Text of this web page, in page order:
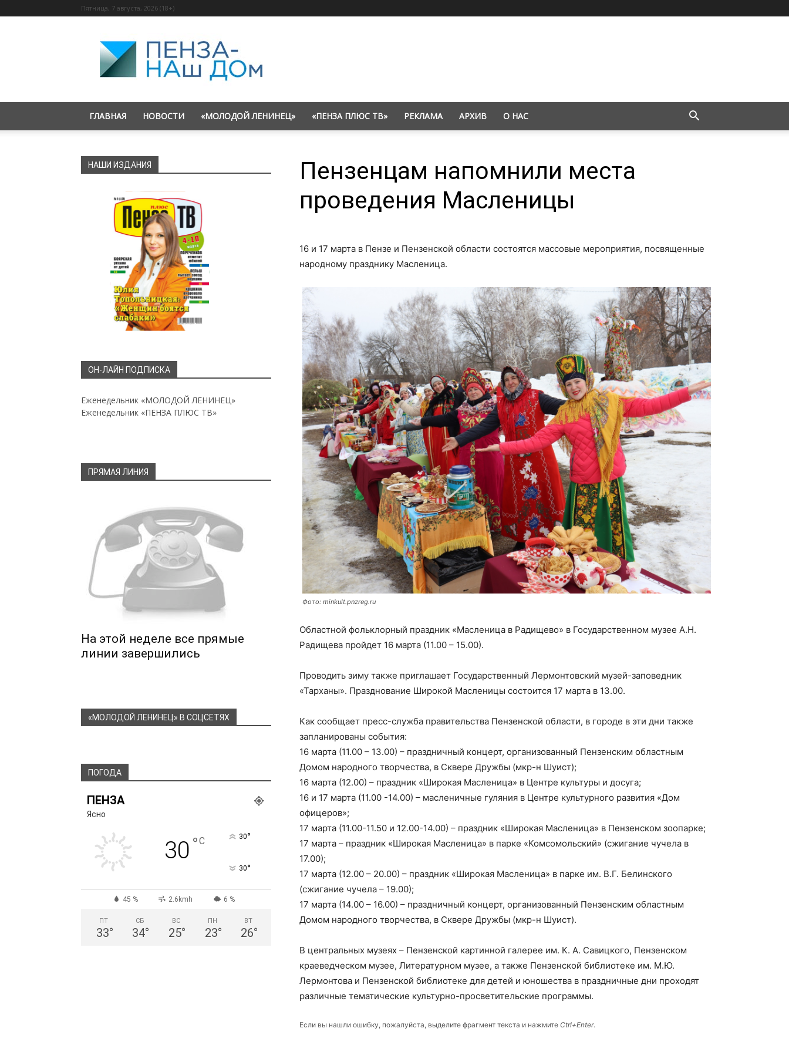
Пятница, 7 августа, 2026 (18+)
«Пенза
—
наш
дом»
ГЛАВНАЯ НОВОСТИ «МОЛОДОЙ ЛЕНИНЕЦ» «ПЕНЗА ПЛЮС ТВ» РЕКЛАМА АРХИВ О НАС
Пензенцам напомнили места
проведения Масленицы
16 и 17 марта в Пензе и Пензенской области состоятся массовые мероприятия, посвященные
народному празднику Масленица.
Фото: minkult.pnzreg.ru
Областной фольклорный праздник «Масленица в Радищево» в Государственном музее А.Н.
Радищева пройдет 16 марта (11.00 – 15.00).
Проводить зиму также приглашает Государственный Лермонтовский музей-заповедник
«Тарханы». Празднование Широкой Масленицы состоится 17 марта в 13.00.
Как сообщает пресс-служба правительства Пензенской области, в городе в эти дни также
запланированы события:
16 марта (11.00 – 13.00) – праздничный концерт, организованный Пензенским областным
Домом народного творчества, в Сквере Дружбы (мкр-н Шуист);
16 марта (12.00) – праздник «Широкая Масленица» в Центре культуры и досуга;
16 и 17 марта (11.00 -14.00) – масленичные гуляния в Центре культурного развития «Дом
офицеров»;
17 марта (11.00-11.50 и 12.00-14.00) – праздник «Широкая Масленица» в Пензенском зоопарке;
17 марта – праздник «Широкая Масленица» в парке «Комсомольский» (сжигание чучела в
17.00);
17 марта (12.00 – 20.00) – праздник «Широкая Масленица» в парке им. В.Г. Белинского
(сжигание чучела – 19.00);
17 марта (14.00 – 16.00) – праздничный концерт, организованный Пензенским областным
Домом народного творчества, в Сквере Дружбы (мкр-н Шуист).
В центральных музеях – Пензенской картинной галерее им. К. А. Савицкого, Пензенском
краеведческом музее, Литературном музее, а также Пензенской библиотеке им. М.Ю.
Лермонтова и Пензенской библиотеке для детей и юношества в праздничные дни проходят
различные тематические культурно-просветительские программы.
Если вы нашли ошибку, пожалуйста, выделите фрагмент текста и нажмите Ctrl+Enter.
НАШИ ИЗДАНИЯ
ОН-ЛАЙН ПОДПИСКА
Еженедельник «МОЛОДОЙ ЛЕНИНЕЦ»
Еженедельник «ПЕНЗА ПЛЮС ТВ»
ПРЯМАЯ ЛИНИЯ
На этой неделе все прямые
линии завершились
«МОЛОДОЙ ЛЕНИНЕЦ» В СОЦСЕТЯХ
ПОГОДА
ПЕНЗА
Ясно
30 °C 30°
30°
45 % 2.6kmh 6 %
ПТ
33°
СБ
34°
ВС
25°
ПН
23°
ВТ
26°